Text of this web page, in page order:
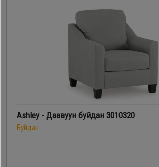
Ashley - Даавуун буйдан 3010320
Буйдан